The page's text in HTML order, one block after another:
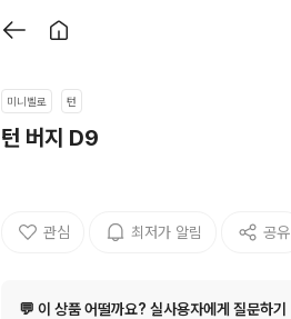
미니벨로 턴
턴 버지 D9
관심 최저가 알림 공유
💬 이 상품 어떨까요? 실사용자에게 질문하기